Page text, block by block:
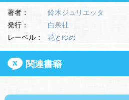
著者：
鈴木ジュリエッタ
発行：
白泉社
レーベル：
花とゆめ
関連書籍